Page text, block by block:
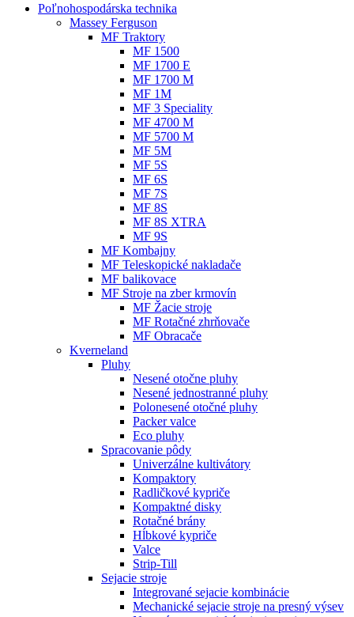
Poľnohospodárska technika
Massey Ferguson
MF Traktory
MF 1500
MF 1700 E
MF 1700 M
MF 1M
MF 3 Speciality
MF 4700 M
MF 5700 M
MF 5M
MF 5S
MF 6S
MF 7S
MF 8S
MF 8S XTRA
MF 9S
MF Kombajny
MF Teleskopické nakladače
MF balikovace
MF Stroje na zber krmovín
MF Žacie stroje
MF Rotačné zhrňovače
MF Obracače
Kverneland
Pluhy
Nesené otočne pluhy
Nesené jednostranné pluhy
Polonesené otočné pluhy
Packer valce
Eco pluhy
Spracovanie pôdy
Univerzálne kultivátory
Kompaktory
Radličkové kypriče
Kompaktné disky
Rotačné brány
Hĺbkové kypriče
Valce
Strip-Till
Sejacie stroje
Integrované sejacie kombinácie
Mechanické sejacie stroje na presný výsev